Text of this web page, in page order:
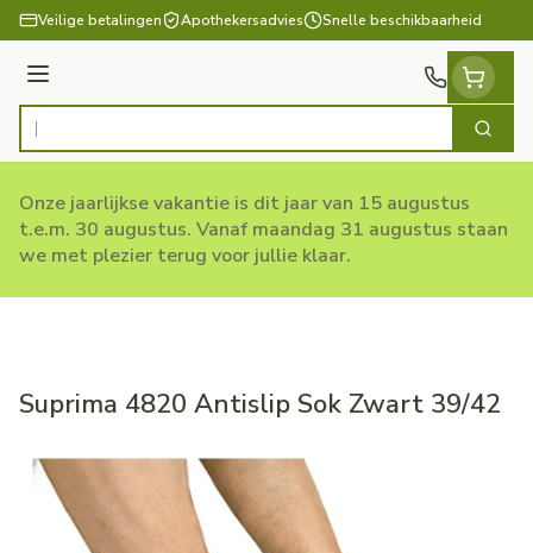
Ga naar de inhoud
Veilige betalingen Apothekersadvies Snelle beschikbaarheid
Menu
Product, merk, categorie... Zoek
Onze jaarlijkse vakantie is dit jaar van 15 augustus
t.e.m. 30 augustus. Vanaf maandag 31 augustus staan
we met plezier terug voor jullie klaar.
Suprima 4820 Antislip Sok Zwart 39/42